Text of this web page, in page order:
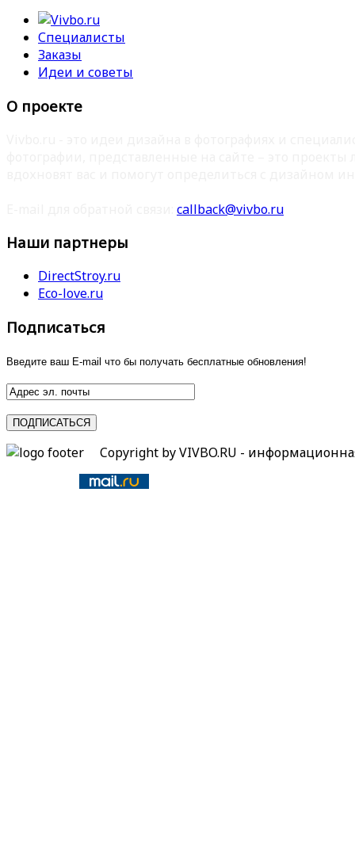
Специалисты
Заказы
Идеи и советы
О проекте
callback@vivbo.ru
Наши партнеры
DirectStroy.ru
Eco-love.ru
Подписаться
Введите ваш E-mail что бы получать бесплатные обновления!
Copyright by VIVBO.RU -